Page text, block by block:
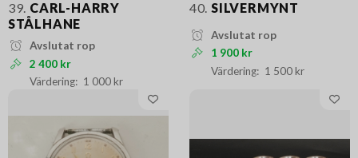
39. CARL-HARRY
STÅLHANE
Avslutat rop
2 400 kr
1 000 kr
40. SILVERMYNT
Avslutat rop
1 900 kr
1 500 kr